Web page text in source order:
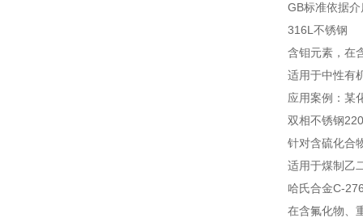
GB标准依据
316L不锈钢
含钼元素，在
适用于中性有
应用案例：某
双相不锈钢
针对含硫化合
适用于煤制乙
哈氏合金C-
在含氟化物、